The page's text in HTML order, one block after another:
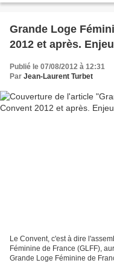
Grande Loge
2012 et après.
Publié le 07/08/2012 à 12:31
Par Jean-Laurent Turbet
Le Convent, c'est à dire
Féminine de France (GLFF),
Grande Loge Féminine de